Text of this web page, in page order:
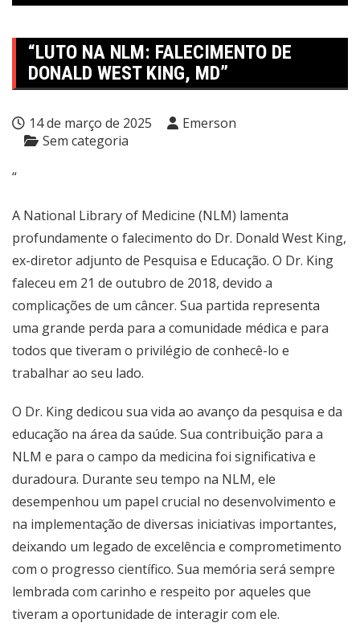
“LUTO NA NLM: FALECIMENTO DE
DONALD WEST KING, MD”
14 de março de 2025
Emerson
Sem categoria
“
A National Library of Medicine (NLM) lamenta
profundamente o falecimento do Dr. Donald West King,
ex-diretor adjunto de Pesquisa e Educação. O Dr. King
faleceu em 21 de outubro de 2018, devido a
complicações de um câncer. Sua partida representa
uma grande perda para a comunidade médica e para
todos que tiveram o privilégio de conhecê-lo e
trabalhar ao seu lado.
O Dr. King dedicou sua vida ao avanço da pesquisa e da
educação na área da saúde. Sua contribuição para a
NLM e para o campo da medicina foi significativa e
duradoura. Durante seu tempo na NLM, ele
desempenhou um papel crucial no desenvolvimento e
na implementação de diversas iniciativas importantes,
deixando um legado de excelência e comprometimento
com o progresso científico. Sua memória será sempre
lembrada com carinho e respeito por aqueles que
tiveram a oportunidade de interagir com ele.